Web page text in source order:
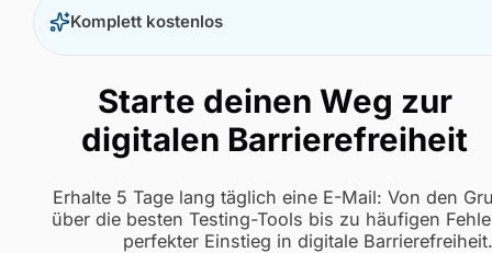
Komplett kostenlos
Starte deinen Weg zur
digitalen Barrierefreiheit
Erhalte 5 Tage lang täglich eine E-Mail: Von den
über die besten Testing-Tools bis zu häufigen
perfekter Einstieg in digitale Barrierefreiheit.